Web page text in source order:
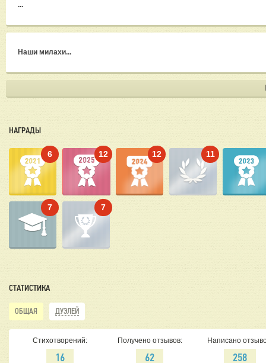
...
Наши милахи...
НАГРАДЫ
6 12 12 11
7 7
СТАТИСТИКА
ОБЩАЯ ДУЭЛЕЙ
Стихотворений:
16
Получено отзывов:
62
Написано
258